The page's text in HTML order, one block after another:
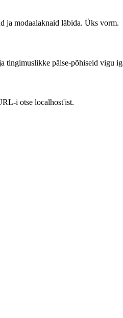
ja modaalaknaid läbida. Üks vorm.
tingimuslikke päise-põhiseid vigu
i otse localhost'ist.